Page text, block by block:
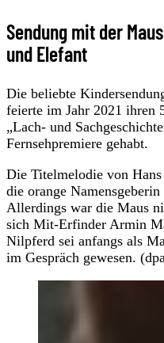
Sendung mit der
und Elefant
Die beliebte
feierte im Jahr 2021 ihren
„Lach- und
Fernsehpremiere gehabt.
Die Titelmelodie von
die orange
Allerdings war die Maus
sich Mit-Erfinder Armin
Nilpferd sei anfangs als
im Gespräch gewesen.